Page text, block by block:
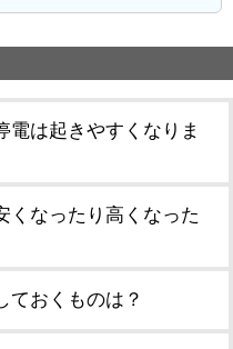
電は起きやすくなりま
くなったり高くなった
ておくものは？